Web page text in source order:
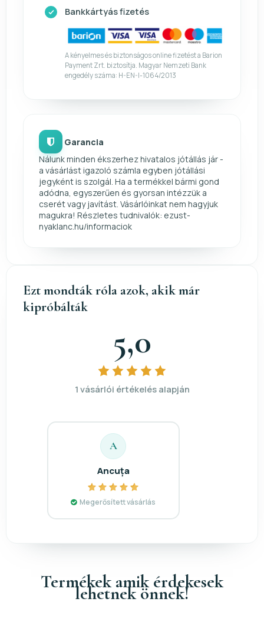
Bankkártyás fizetés
A kényelmes és biztonságos online fizetést a Barion
Payment Zrt. biztosítja. Magyar Nemzeti Bank
engedély száma: H-EN-I-1064/2013
Garancia
Nálunk minden ékszerhez hivatalos jótállás jár -
a vásárlást igazoló számla egyben jótállási
jegyként is szolgál. Ha a termékkel bármi gond
adódna, egyszerűen és gyorsan intézzük a
cserét vagy javítást. Vásárlóinkat nem hagyjuk
magukra! Részletes tudnivalók: ezust-
nyaklanc.hu/informaciok
Ezt mondták róla azok, akik már
kipróbálták
5,0
1 vásárlói értékelés alapján
A
Ancuța
Megerősített vásárlás
Termékek amik érdekesek
lehetnek önnek!